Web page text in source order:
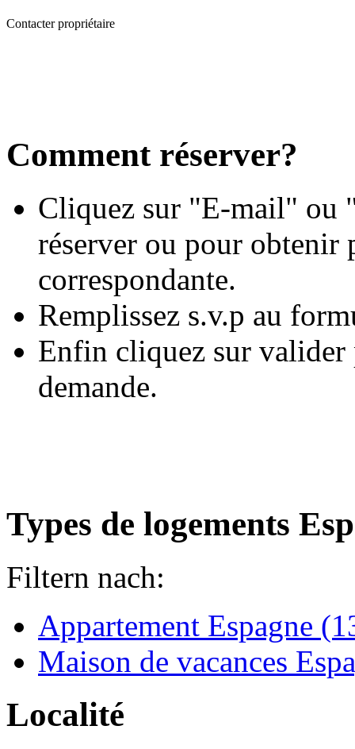
Contacter propriétaire
Comment réserver?
Cliquez sur "E-mail" ou
réserver ou pour obtenir
correspondante.
Remplissez s.v.p au
Enfin cliquez sur
demande.
Types de logements
Filtern nach:
Appartement Espagne
Maison de vacances
Localité